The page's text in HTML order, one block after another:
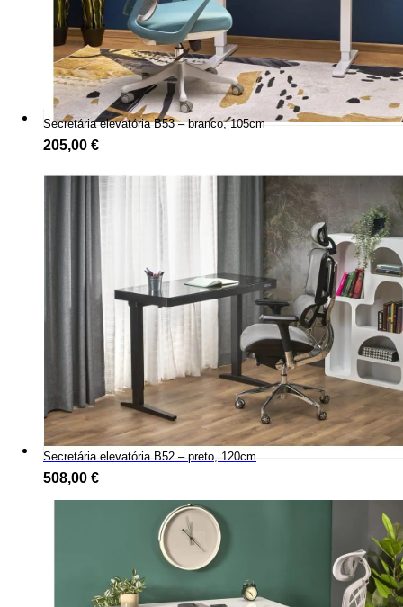
Secretária elevatória B53 – branco, 105cm
205,00 €
Secretária elevatória B52 – preto, 120cm
508,00 €